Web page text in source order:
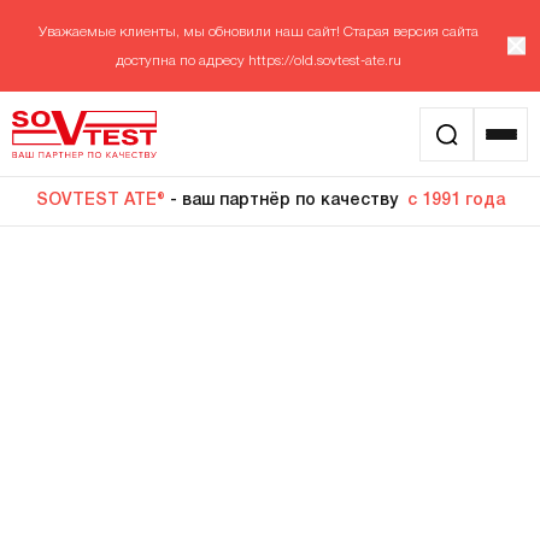
Уважаемые клиенты, мы обновили наш сайт! Старая версия сайта
доступна по адресу https://old.sovtest-ate.ru
SOVTEST ATE® - ваш партнёр по качеству с 1991 года